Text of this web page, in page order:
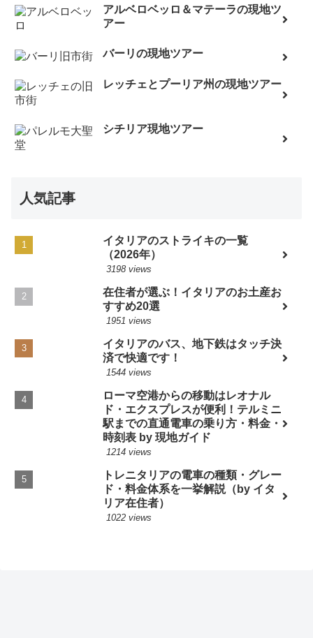
アルベロベッロ＆マテーラの現地ツ
アー
バーリの現地ツアー
レッチェとプーリア州の現地ツアー
シチリア現地ツアー
人気記事
イタリアのストライキの一覧
（2026年）
3198 views
在住者が選ぶ！イタリアのお土産お
すすめ20選
1951 views
イタリアのバス、地下鉄はタッチ決
済で快適です！
1544 views
ローマ空港からの移動はレオナル
ド・エクスプレスが便利！テルミニ
駅までの直通電車の乗り方・料金・
時刻表 by 現地ガイド
1214 views
トレニタリアの電車の種類・グレー
ド・料金体系を一挙解説（by イタ
リア在住者）
1022 views